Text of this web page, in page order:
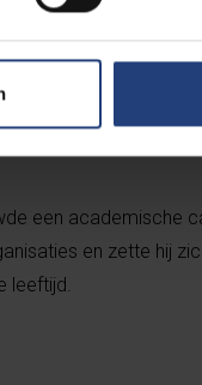
in 1945 in het
netwerk
een academische
en zette hij
leeftijd.